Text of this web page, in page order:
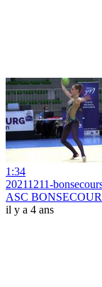
1:34
20211211-
ASC
il y a 4 ans